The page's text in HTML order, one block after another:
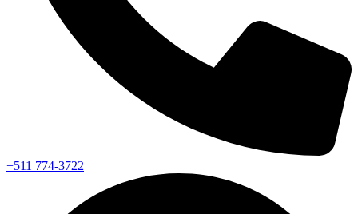
+511 774-3722